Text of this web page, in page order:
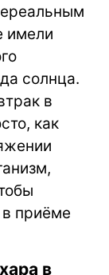
имели
солнца.
в
как
в приёме
в